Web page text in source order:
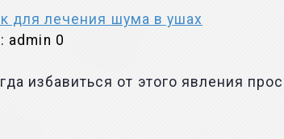
для лечения шума в ушах
admin 0
избавиться от этого явления